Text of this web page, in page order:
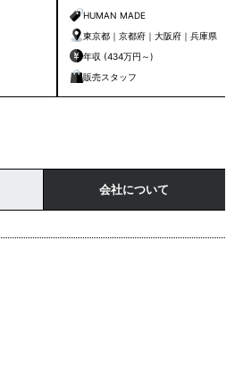
候補HUMAN MADE
東京都｜京都府｜大阪府｜兵庫県
年収 (434万円～)
販売スタッフ
会社について